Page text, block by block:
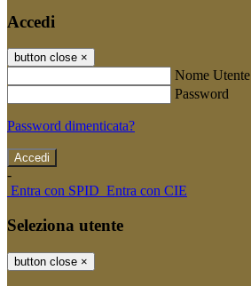
Accedi
button close ×
Nome Utente
Password
Password dimenticata?
-
Entra con SPID Entra con CIE
Seleziona utente
button close ×